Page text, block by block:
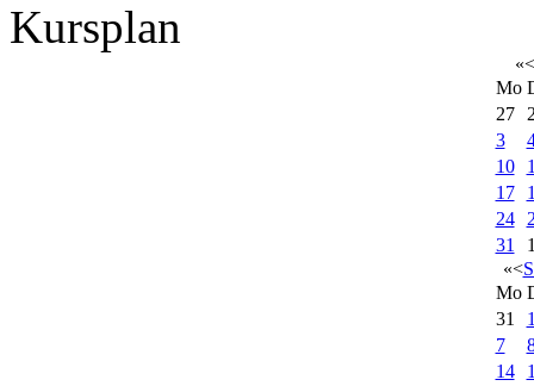
Kursplan
«<
Mo
27
3
10
17
24
31
«<
Mo
31
7
14